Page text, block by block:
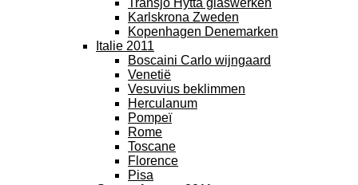
Transjö Hytta glaswerken
Karlskrona Zweden
Kopenhagen Denemarken
Italie 2011
Boscaini Carlo wijngaard
Venetië
Vesuvius beklimmen
Herculanum
Pompeï
Rome
Toscane
Florence
Pisa